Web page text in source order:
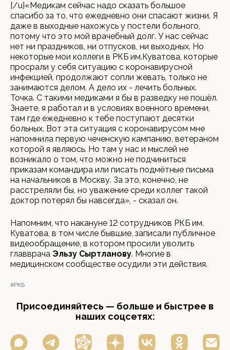
[/u]«Медикам сейчас надо сказать большое
спасибо за то, что ежедневно они спасают жизни. Я
даже в выходные нахожусь у постели больного,
потому что это мой врачебный долг. У нас сейчас
нет ни праздников, ни отпусков, ни выходных. Но
некоторые мои коллеги в РКБ им.Куватова, которые
просрали у себя ситуацию с коронавирусной
инфекцией, продолжают сопли жевать, только не
занимаются делом. А дело их - лечить больных.
Точка. С такими медиками я бы в разведку не пошёл.
Знаете, я работал и в условиях военного времени,
там где ежедневно к тебе поступают десятки
больных. Вот эта ситуация с коронавирусом мне
напомнила первую чеченскую кампанию, ветераном
которой я являюсь. Но там у нас и мыслей не
возникало о том, что можно не подчиниться
приказам командира или писать подмётные письма
на начальников в Москву. За это, конечно, не
расстреляли бы, но уважение среди коллег такой
доктор потерял бы навсегда», - сказал он.
Напомним, что накануне 12 сотрудников РКБ им.
Куватова, в том числе бывшие, записали публичное
видеообращение, в котором просили уволить
главврача Эльзу Сыртланову. Многие в
медицинском сообществе осудили эти действия.
#РКБ
Присоединяйтесь — больше и быстрее в
наших соцсетях: